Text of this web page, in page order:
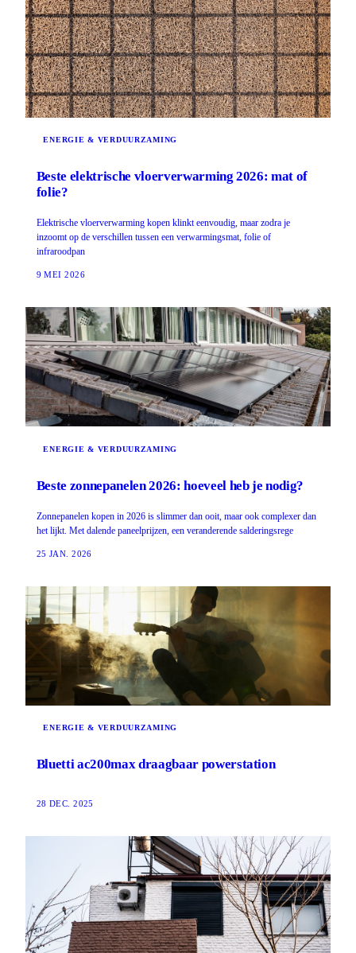
ENERGIE & VERDUURZAMING
Beste elektrische vloerverwarming 2026: mat of
folie?
Elektrische vloerverwarming kopen klinkt eenvoudig, maar zodra je
inzoomt op de verschillen tussen een verwarmingsmat, folie of
infraroodpan
9 MEI 2026
ENERGIE & VERDUURZAMING
Beste zonnepanelen 2026: hoeveel heb je nodig?
Zonnepanelen kopen in 2026 is slimmer dan ooit, maar ook complexer dan
het lijkt. Met dalende paneelprijzen, een veranderende salderingsrege
25 JAN. 2026
ENERGIE & VERDUURZAMING
Bluetti ac200max draagbaar powerstation
28 DEC. 2025